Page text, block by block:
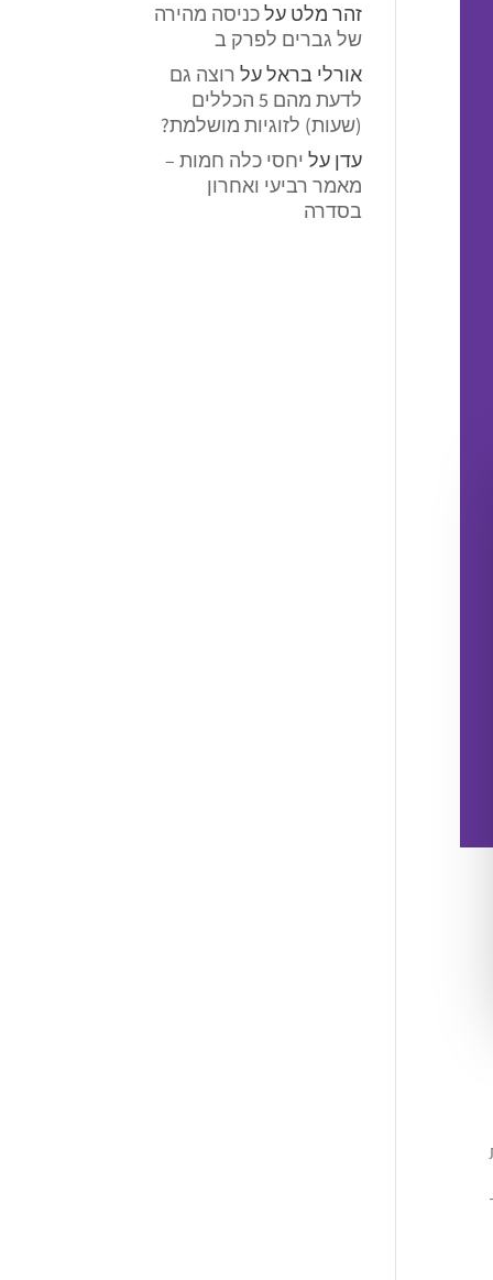
זהר מלט עלכניסה מהירה
של גברים לפרק ב
אורלי בראלעל רוצה גם
לדעת מהם 5 הכללים
(שעות) לזוגיות מושלמת?
עדן על יחסי כלה חמות –
מאמר רביעי ואחרון
בסדרה